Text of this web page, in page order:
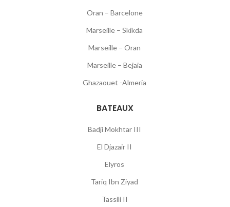
Oran – Barcelone
Marseille – Skikda
Marseille – Oran
Marseille – Bejaia
Ghazaouet -Almeria
BATEAUX
Badji Mokhtar III
El Djazair II
Elyros
Tariq Ibn Ziyad
Tassili II